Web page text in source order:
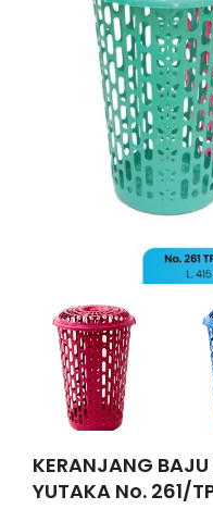
KERANJANG BAJU
YUTAKA No. 261/